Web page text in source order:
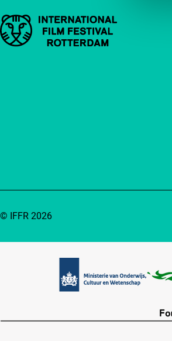
Belangrijke links
© IFFR 2026